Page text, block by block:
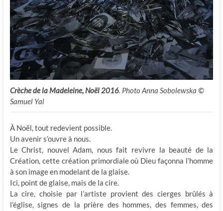
Crèche de la Madeleine, Noël 2016. Photo Anna Sobolewska ©
Samuel Yal
À Noël, tout redevient possible.
Un avenir s’ouvre à nous.
Le Christ, nouvel Adam, nous fait revivre la beauté de la
Création, cette création primordiale où Dieu façonna l’homme
à son image en modelant de la glaise.
Ici, point de glaise, mais de la cire.
La cire, choisie par l’artiste provient des cierges brûlés à
l’église, signes de la prière des hommes, des femmes, des